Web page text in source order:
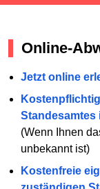
Online-
Jetzt online
Standesamtes
(Wenn Ihnen
unbekannt ist)
Kostenfreie